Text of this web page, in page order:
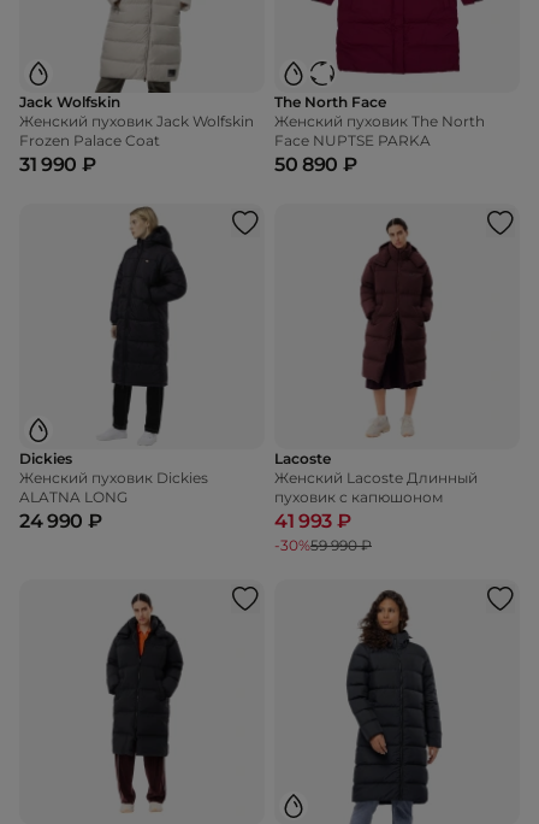
Jack Wolfskin
Женский пуховик Jack Wolfskin
Frozen Palace Coat
31 990 ₽
The North Face
Женский пуховик The North
Face NUPTSE PARKA
50 890 ₽
Dickies
Женский пуховик Dickies
ALATNA LONG
24 990 ₽
Lacoste
Женский Lacoste Длинный
пуховик с капюшоном
41 993 ₽
-30%59 990 ₽